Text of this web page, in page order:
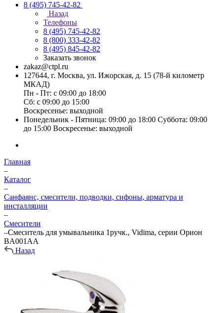
8 (495) 745-42-82
Назад
Телефоны
8 (495) 745-42-82
8 (800) 333-42-82
8 (495) 845-42-82
Заказать звонок
zakaz@ctpl.ru
127644, г. Москва, ул. Ижорская, д. 15 (78-й километр
МКАД)
Пн - Пт: с 09:00 до 18:00
Сб: с 09:00 до 15:00
Воскресенье: выходной
Понедельник - Пятница: 09:00 до 18:00 Суббота: 09:00
до 15:00 Воскресенье: выходной
Главная
–
Каталог
–
Санфаянс, смесители, подводки, сифоны, арматура и
инсталляции
–
Смесители
–Смеситель для умывальника 1ручк., Vidima, серии Орион
BA001AA
Назад